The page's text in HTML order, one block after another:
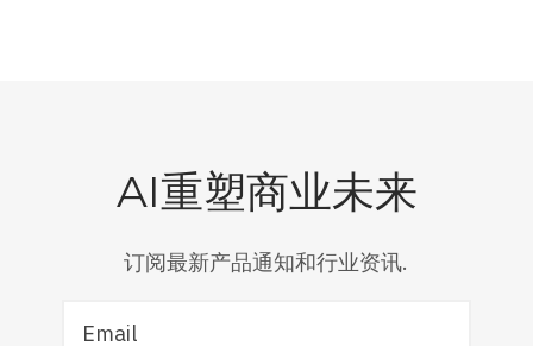
AI重塑商业未来
订阅最新产品通知和行业资讯.